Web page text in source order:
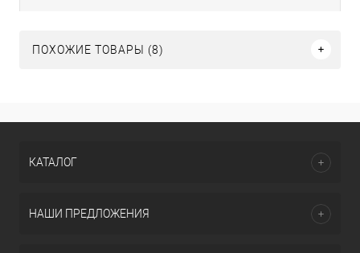
ПОХОЖИЕ ТОВАРЫ (8)
КАТАЛОГ
НАШИ ПРЕДЛОЖЕНИЯ